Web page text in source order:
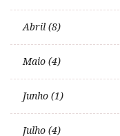
Abril (8)
Maio (4)
Junho (1)
Julho (4)